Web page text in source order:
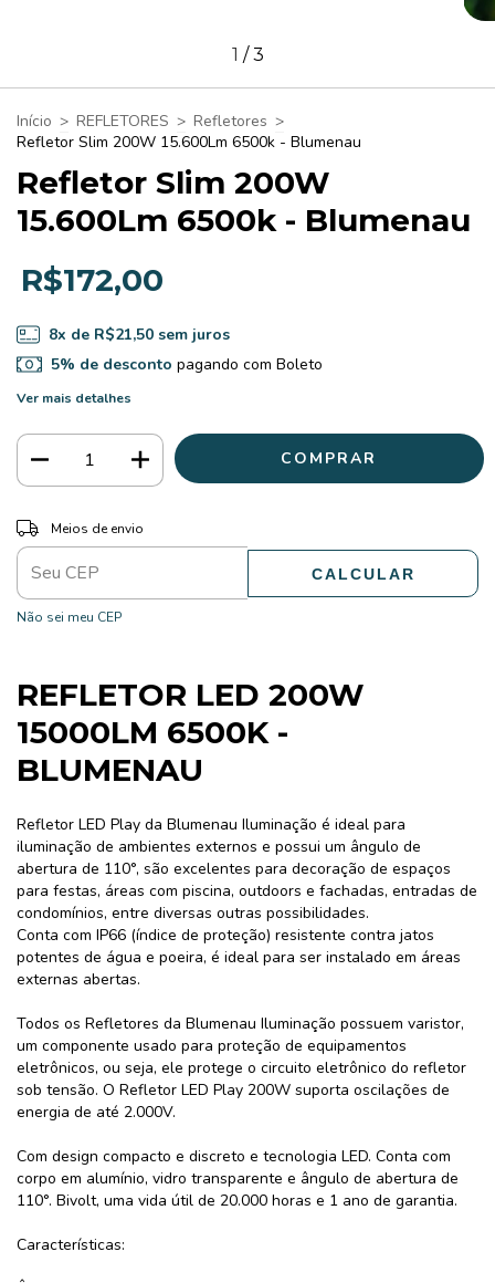
1 /3
Início > REFLETORES > Refletores >
Refletor Slim 200W 15.600Lm 6500k - Blumenau
Refletor Slim 200W
15.600Lm 6500k - Blumenau
R$172,00
8x de R$21,50sem juros
5% de desconto pagando com Boleto
Ver mais detalhes
Entregas para o CEP:
Meios de envio
CALCULAR
Não sei meu CEP
REFLETOR LED 200W
15000LM 6500K -
BLUMENAU
Refletor LED Play da Blumenau Iluminação é ideal para
iluminação de ambientes externos e possui um ângulo de
abertura de 110°, são excelentes para decoração de espaços
para festas, áreas com piscina, outdoors e fachadas, entradas de
condomínios, entre diversas outras possibilidades.
Conta com IP66 (índice de proteção) resistente contra jatos
potentes de água e poeira, é ideal para ser instalado em áreas
externas abertas.
Todos os Refletores da Blumenau Iluminação possuem varistor,
um componente usado para proteção de equipamentos
eletrônicos, ou seja, ele protege o circuito eletrônico do refletor
sob tensão. O Refletor LED Play 200W suporta oscilações de
energia de até 2.000V.
Com design compacto e discreto e tecnologia LED. Conta com
corpo em alumínio, vidro transparente e ângulo de abertura de
110°. Bivolt, uma vida útil de 20.000 horas e 1 ano de garantia.
Características: